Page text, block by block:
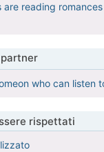
reading
who can listen
rispettati